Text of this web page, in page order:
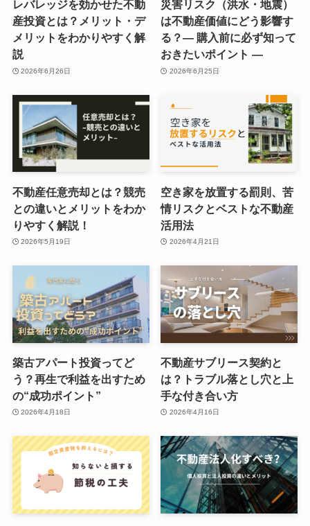
レバレッジを効かせた不動
産投資とは？メリット・デ
メリットをわかりやすく解
説
2026年6月26日
災害リスク（洪水・地震）
は不動産価値にどう影響す
る？― 購入前に必ず知って
おきたいポイント ―
2026年6月25日
不動産任意売却とは？競売
との違いとメリットをわか
りやすく解説！
2026年5月19日
空き家を放置する罰則、苦
情リスクとベストな不動産
活用法
2026年4月21日
築古アパート投資ってど
う？再生で利益を出すため
の“成功ポイント”
2026年4月18日
不動産サブリース契約と
は？トラブル落とし穴と上
手な付き合い方
2026年4月16日